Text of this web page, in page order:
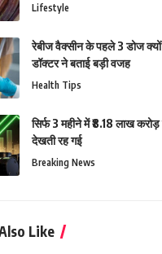
Lifestyle
रेबीज वैक्सीन के पहले 3 डोज
डॉक्टर ने बताई बड़ी वजह
Health Tips
सिर्फ 3 महीने में ₹8.18 लाख करोड़
देखती रह गई
Breaking News
Like